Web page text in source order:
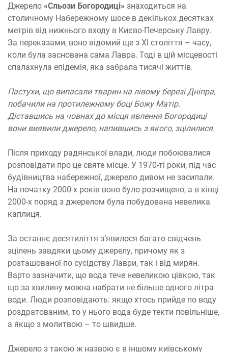
Джерело «Сльози Богородиці» знаходиться на
столичному Набережному шосе в декількох десятках
метрів від нижнього входу в Києво-Печерську Лавру.
За переказами, воно відомий ще з XI століття – часу,
коли була заснована сама Лавра. Тоді в цій місцевості
спалахнула епідемія, яка забрала тисячі життів.
Пастухи, що випасали тварин на лівому березі Дніпра,
побачили на протилежному боці Божу Матір.
Діставшись на човнах до місця явлення Богородиці
вони виявили джерело, напившись з якого, зцілилися.
Після приходу радянської влади, люди побоювалися
розповідати про це святе місце. У 1970-ті роки, під час
будівництва набережної, джерело дивом не засипали.
На початку 2000-х років воно було розчищено, а в кінці
2000-х поряд з джерелом була побудована невелика
каплиця.
За останнє десятиліття з’явилося багато свідчень
зцілень завдяки цьому джерелу, причому як з
розташованої по сусідству Лаври, так і від мирян.
Варто зазначити, що вода тече невеликою цівкою, так
що за хвилину можна набрати не більше одного літра
води. Люди розповідають: якщо хтось прийде по воду
роздратованим, то у нього вода буде текти повільніше,
а якщо з молитвою – то швидше.
Джерело з такою ж назвою є в іншому київському